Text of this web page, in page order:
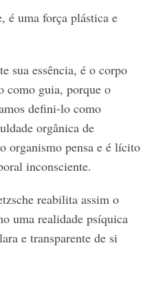
é uma força plástica e
sua essência, é o corpo
como guia, porque o
defini-lo como
orgânica de
organismo pensa e é lícito
inconsciente.
reabilita assim o
uma realidade psíquica
e transparente de si